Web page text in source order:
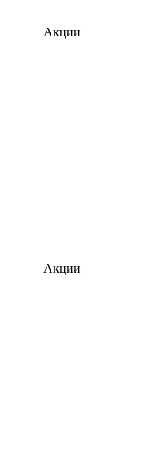
Акции
Акции